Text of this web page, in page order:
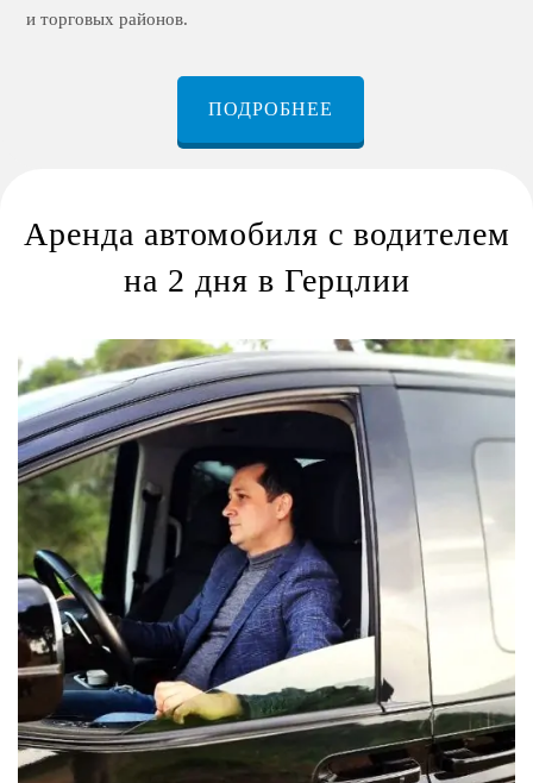
и торговых районов.
ПОДРОБНЕЕ
Аренда автомобиля с водителем
на 2 дня в Герцлии